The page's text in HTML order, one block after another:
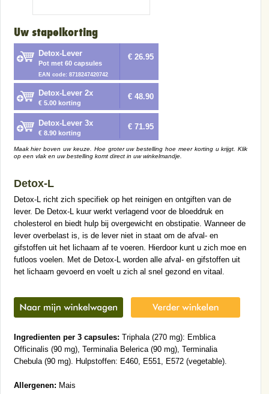
Uw stapelkorting
Detox-Lever
Pot met 60 capsules
EAN code: 8718247420742
€ 26.95
Detox-Lever 2x
€ 5.00 korting
€ 48.90
Detox-Lever 3x
€ 8.90 korting
€ 71.95
Maak hier boven uw keuze. Hoe groter uw bestelling hoe meer korting u krijgt. Klik
op een vlak en uw bestelling komt direct in uw winkelmandje.
Detox-L
Detox-L richt zich specifiek op het reinigen en ontgiften van de
lever. De Detox-L kuur werkt verlagend voor de bloeddruk en
cholesterol en biedt hulp bij overgewicht en obstipatie. Wanneer de
lever overbelast is, is de lever niet in staat om de afval- en
gifstoffen uit het lichaam af te voeren. Hierdoor kunt u zich moe en
futloos voelen. Met de Detox-L worden alle afval- en gifstoffen uit
het lichaam gevoerd en voelt u zich al snel gezond en vitaal.
Ingredienten per 3 capsules: Triphala (270 mg): Emblica
Officinalis (90 mg), Terminalia Belerica (90 mg), Terminalia
Chebula (90 mg). Hulpstoffen: E460, E551, E572 (vegetable).
Allergenen: Mais